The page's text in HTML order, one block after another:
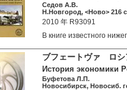
Седов А.В.
Н.Новгород, <Ново> 216
2010 年 R93091
В книге известного
ブフェートヴァ ロ
История экономики
Буфетова Л.П.
Новосибирск, Новосиб.